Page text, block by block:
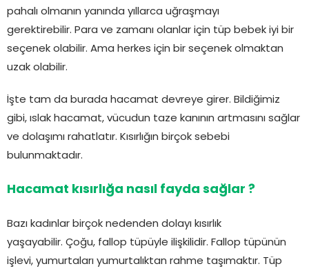
pahalı olmanın yanında yıllarca uğraşmayı
gerektirebilir. Para ve zamanı olanlar için tüp bebek iyi bir
seçenek olabilir. Ama herkes için bir seçenek olmaktan
uzak olabilir.
İşte tam da burada hacamat devreye girer. Bildiğimiz
gibi, ıslak hacamat, vücudun taze kanının artmasını sağlar
ve dolaşımı rahatlatır. Kısırlığın birçok sebebi
bulunmaktadır.
Hacamat kısırlığa nasıl fayda sağlar ?
Bazı kadınlar birçok nedenden dolayı kısırlık
yaşayabilir. Çoğu, fallop tüpüyle ilişkilidir. Fallop tüpünün
işlevi, yumurtaları yumurtalıktan rahme taşımaktır. Tüp